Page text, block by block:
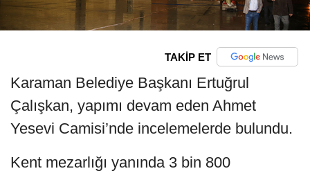
TAKİP ET
Karaman Belediye Başkanı Ertuğrul
Çalışkan, yapımı devam eden Ahmet
Yesevi Camisi’nde incelemelerde bulundu.
Kent mezarlığı yanında 3 bin 800